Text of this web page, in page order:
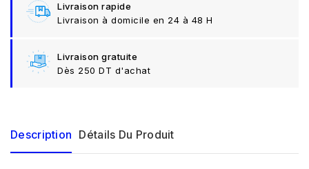
Livraison rapide
Livraison à domicile en 24 à 48 H
Livraison gratuite
Dès 250 DT d'achat
Description Détails Du Produit